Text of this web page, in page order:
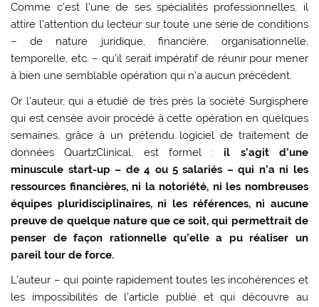
Comme c’est l’une de ses spécialités professionnelles, il
attire l’attention du lecteur sur toute une série de conditions
– de nature juridique, financière, organisationnelle,
temporelle, etc. – qu’il serait impératif de réunir pour mener
à bien une semblable opération qui n’a aucun précédent.
Or l’auteur, qui a étudié de très près la société Surgisphere
qui est censée avoir procédé à cette opération en quelques
semaines, grâce à un prétendu logiciel de traitement de
données QuartzClinical, est formel : il s’agit d’une
minuscule start-up – de 4 ou 5 salariés – qui n’a ni les
ressources financières, ni la notoriété, ni les nombreuses
équipes pluridisciplinaires, ni les références, ni aucune
preuve de quelque nature que ce soit, qui permettrait de
penser de façon rationnelle qu’elle a pu réaliser un
pareil tour de force.
L’auteur – qui pointe rapidement toutes les incohérences et
les impossibilités de l’article publié et qui découvre au